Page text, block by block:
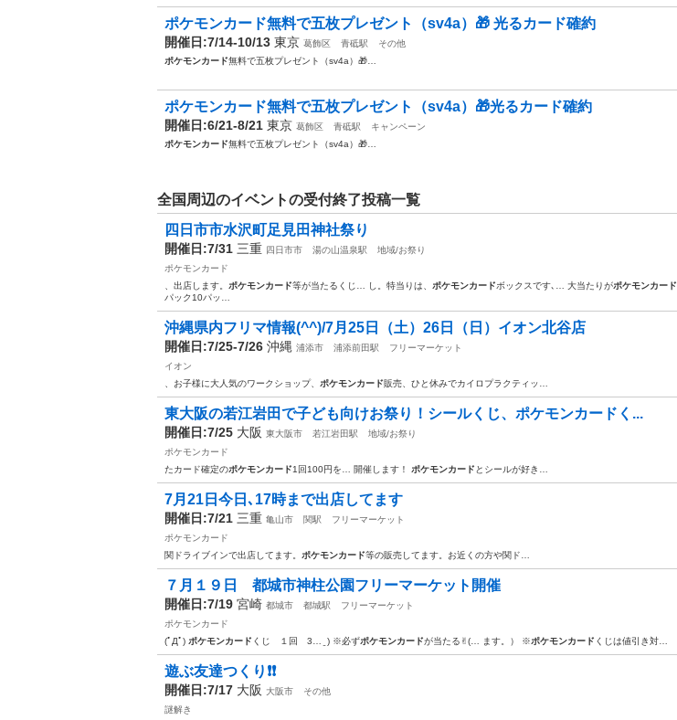
ポケモンカード無料で五枚プレゼント（sv4a）🎁 光るカード確約
開催日:7/14-10/13 東京 葛飾区 青砥駅
その他
ポケモンカード無料で五枚プレゼント（sv4a）🎁…
ポケモンカード無料で五枚プレゼント（sv4a）🎁光るカード確約
開催日:6/21-8/21 東京 葛飾区 青砥駅
キャンペーン
ポケモンカード無料で五枚プレゼント（sv4a）🎁…
全国周辺のイベントの受付終了投稿一覧
四日市市水沢町足見田神社祭り
開催日:7/31 三重 四日市市 湯の山温泉駅
地域/お祭り
ポケモンカード
、出店します。 ポケモンカード等が当たるくじ… し。特当りは、 ポケモンカードボックスです､… 大当たりがポケモンカード
パック10パッ…
沖縄県内フリマ情報(^^)/7月25日（土）26日（日）イオン北谷店
開催日:7/25-7/26 沖縄 浦添市 浦添前田駅
フリーマーケット
イオン
、お子様に大人気のワークショップ、 ポケモンカード販売、ひと休みでカイロプラクティッ…
東大阪の若江岩田で子ども向けお祭り！シールくじ、ポケモンカードく...
開催日:7/25 大阪 東大阪市 若江岩田駅
地域/お祭り
ポケモンカード
たカード確定のポケモンカード1回100円を… 開催します！ ポケモンカード とシールが好き…
7月21日今日､17時まで出店してます
開催日:7/21 三重 亀山市 関駅
フリーマーケット
ポケモンカード
関ドライブインで出店してます。 ポケモンカード等の販売してます。お近くの方や関ド…
７月１９日 都城市神柱公園フリーマーケット開催
開催日:7/19 宮崎 都城市 都城駅
フリーマーケット
ポケモンカード
(ﾟДﾟ) ポケモンカード くじ １回 3… ̱ ) ※必ずポケモンカードが当たる✌︎(… ます。） ※ポケモンカード くじは値引き対…
遊ぶ友達つくり❗️❗️
開催日:7/17 大阪 大阪市
その他
謎解き